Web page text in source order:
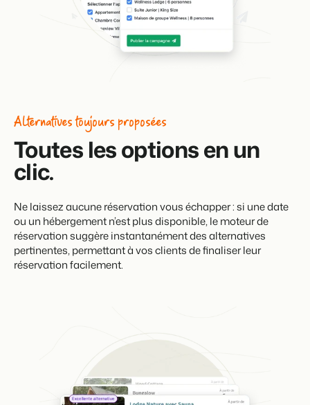
Alternatives toujours proposées
Toutes les options en un
clic.
Ne laissez aucune réservation vous échapper : si une date
ou un hébergement n’est plus disponible, le moteur de
réservation suggère instantanément des alternatives
pertinentes, permettant à vos clients de finaliser leur
réservation facilement.